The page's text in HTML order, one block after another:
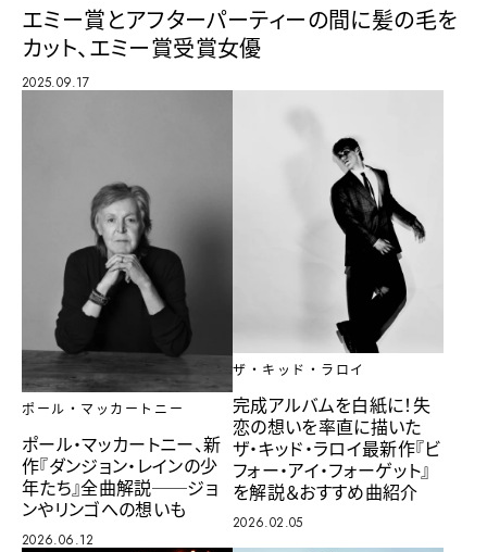
エミー賞とアフターパーティーの間に髪の毛を
カット、エミー賞受賞女優
2025.09.17
ポール・マッカートニー
ポール・マッカートニー、新
作『ダンジョン・レインの少
年たち』全曲解説──ジョ
ンやリンゴへの想いも
2026.06.12
ザ・キッド・ラロイ
完成アルバムを白紙に！失
恋の想いを率直に描いた
ザ・キッド・ラロイ最新作『ビ
フォー・アイ・フォーゲット』
を解説＆おすすめ曲紹介
2026.02.05